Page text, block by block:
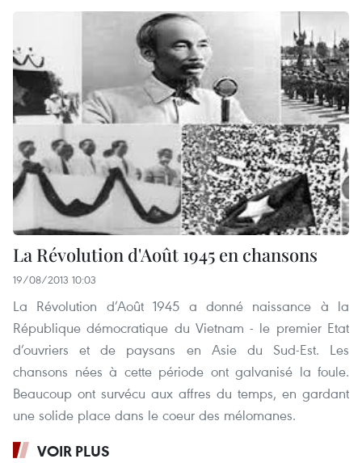
La Révolution d'Août 1945 en chansons
19/08/2013 10:03
La Révolution d’Août 1945 a donné naissance à la
République démocratique du Vietnam - le premier Etat
d’ouvriers et de paysans en Asie du Sud-Est. Les
chansons nées à cette période ont galvanisé la foule.
Beaucoup ont survécu aux affres du temps, en gardant
une solide place dans le coeur des mélomanes.
VOIR PLUS